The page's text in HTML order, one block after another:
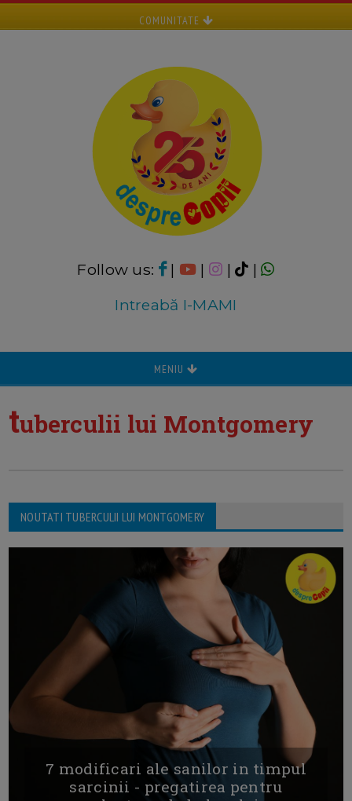
COMUNITATE
Follow us: | | |
|
Intreabă I-MAMI
MENIU
tuberculii lui Montgomery
NOUTATI TUBERCULII LUI MONTGOMERY
7 modificari ale sanilor in timpul
sarcinii - pregatirea pentru